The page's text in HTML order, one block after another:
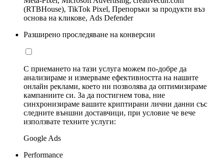
(RTBHouse), TikTok Pixel, Препоръки за продукти въз
основа на кликове, Ads Defender
Разширено проследяване на конверсии
С приемането на тази услуга можем по-добре да
анализираме и измерваме ефективността на нашите
онлайн реклами, което ни позволява да оптимизираме
кампаниите си. За да постигнем това, ние
синхронизираме вашите криптирани лични данни със
следните външни доставчици, при условие че вече
използвате техните услуги:
Google Ads
Performance